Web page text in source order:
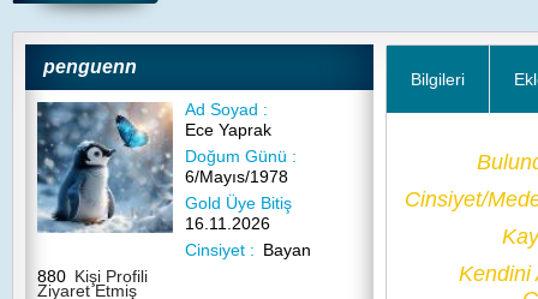
penguenn
Ad Soyad :
Ece Yaprak
Doğum Günü :
6/Mayıs/1978
Gold Üye Bitiş
16.11.2026
Cinsiyet : Bayan
880 Kişi Profili
Ziyaret Etmiş
Bilgileri
Cinsiyet/
Kendini